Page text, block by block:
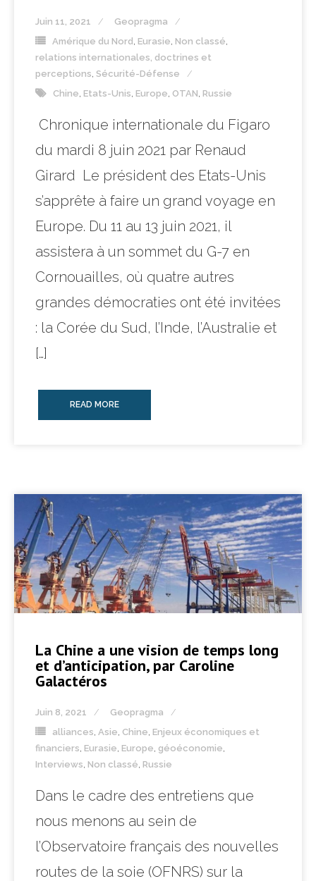
Juin 11, 2021
Geopragma
Amérique du Nord Eurasie Non classé
relations internationales, doctrines et
perceptions Sécurité-Défense
Chine Etats-Unis Europe OTAN Russie
Chronique internationale du Figaro
du mardi 8 juin 2021 par Renaud
Girard Le président des Etats-Unis
s’apprête à faire un grand voyage en
Europe. Du 11 au 13 juin 2021, il
assistera à un sommet du G-7 en
Cornouailles, où quatre autres
grandes démocraties ont été invitées
: la Corée du Sud, l’Inde, l’Australie et
[…]
READ MORE
La Chine a une vision de temps long
et d’anticipation, par Caroline
Galactéros
Juin 8, 2021
Geopragma
alliances Asie Chine Enjeux économiques et
financiers Eurasie Europe géoéconomie
Interviews Non classé Russie
Dans le cadre des entretiens que
nous menons au sein de
l’Observatoire français des nouvelles
routes de la soie (OFNRS) sur la